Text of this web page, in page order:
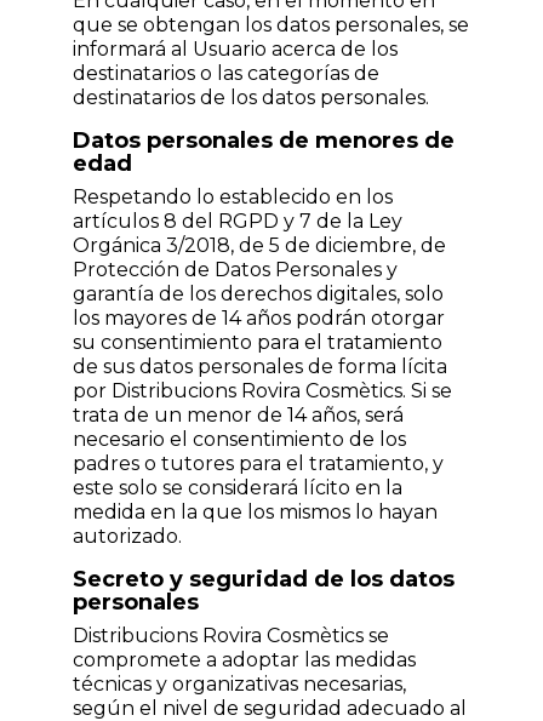
que se obtengan los datos personales, se
informará al Usuario acerca de los
destinatarios o las categorías de
destinatarios de los datos personales.
Datos personales de menores de
edad
Respetando lo establecido en los
artículos 8 del RGPD y 7 de la Ley
Orgánica 3/2018, de 5 de diciembre, de
Protección de Datos Personales y
garantía de los derechos digitales, solo
los mayores de 14 años podrán otorgar
su consentimiento para el tratamiento
de sus datos personales de forma lícita
por Distribucions Rovira Cosmètics. Si se
trata de un menor de 14 años, será
necesario el consentimiento de los
padres o tutores para el tratamiento, y
este solo se considerará lícito en la
medida en la que los mismos lo hayan
autorizado.
Secreto y seguridad de los datos
personales
Distribucions Rovira Cosmètics se
compromete a adoptar las medidas
técnicas y organizativas necesarias,
según el nivel de seguridad adecuado al